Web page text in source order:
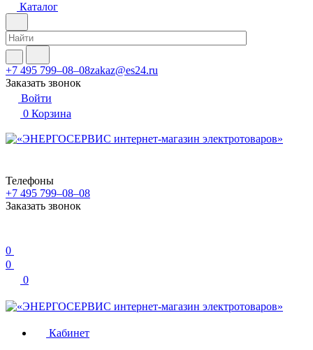
Каталог
+7 495 799–08–08zakaz@es24.ru
Заказать звонок
Войти
0 Корзина
Телефоны
+7 495 799–08–08
Заказать звонок
0
0
0
Кабинет